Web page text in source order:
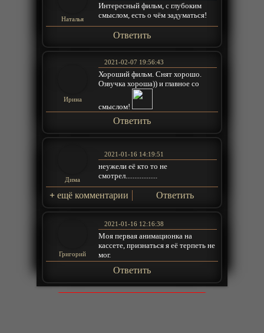
Наталья
Интересный фильм, с глубоким
смыслом, есть о чём задуматься!
Ответить
Ирина
2021-02-07 19:56:43
Хороший фильм. Снят хорошо.
Озвучка хороша)) и главное со
смыслом!
Ответить
Дима
2021-01-16 14:19:51
неужели её кто то не
смотрел..................
+ ещё комментарии Ответить
Григорий
2021-01-16 12:16:38
Моя первая анимационка на
кассете, признаться я её терпеть не
мог.
Ответить